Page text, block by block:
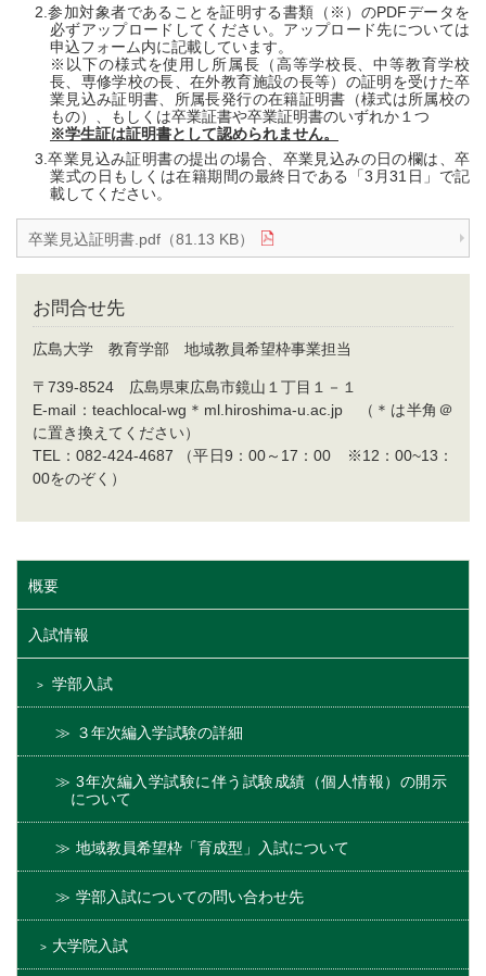
参加対象者であることを証明する書類（※）のPDFデータを
必ずアップロードしてください。アップロード先については
申込フォーム内に記載しています。
※以下の様式を使用し所属長（高等学校長、中等教育学校
長、専修学校の長、在外教育施設の長等）の証明を受けた卒
業見込み証明書、所属長発行の在籍証明書（様式は所属校の
もの）、もしくは卒業証書や卒業証明書のいずれか１つ
※学生証は証明書として認められません。
卒業見込み証明書の提出の場合、卒業見込みの日の欄は、卒
業式の日もしくは在籍期間の最終日である「3月31日」で記
載してください。
卒業見込証明書.pdf（81.13 KB）
お問合せ先
広島大学 教育学部 地域教員希望枠事業担当
〒739-8524 広島県東広島市鏡山１丁目１－１
E-mail：teachlocal-wg＊ml.hiroshima-u.ac.jp （＊は半角＠
に置き換えてください）
TEL：082-424-4687 （平日9：00～17：00 ※12：00~13：
00をのぞく）
概要
入試情報
学部入試
３年次編入学試験の詳細
3年次編入学試験に伴う試験成績（個人情報）の開示
について
地域教員希望枠「育成型」入試について
学部入試についての問い合わせ先
大学院入試